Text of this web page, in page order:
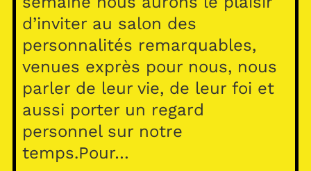
d’inviter au salon des
personnalités remarquables,
venues exprès pour nous, nous
parler de leur vie, de leur foi et
aussi porter un regard
personnel sur notre
temps.Pour…